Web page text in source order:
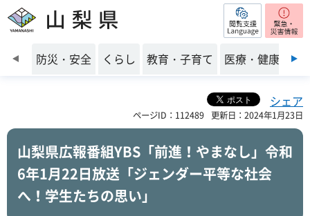
山梨県 閲覧支援
前のスライドを表示
防災・安全 くらし 教育・子育て 医療・健康・福
シェア
ページID：112489 更新日：2024年1月23日
山梨県広報番組YBS「前進！やまなし」令和
6年1月22日放送「ジェンダー平等な社会
へ！学生たちの思い」